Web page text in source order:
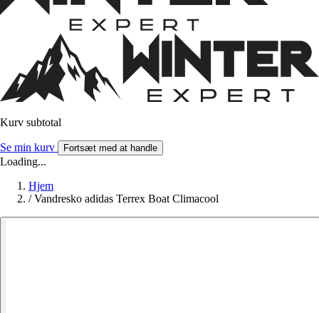
Kurv subtotal
Se min kurv Fortsæt med at handle
Loading...
Hjem
/ Vandresko adidas Terrex Boat Climacool